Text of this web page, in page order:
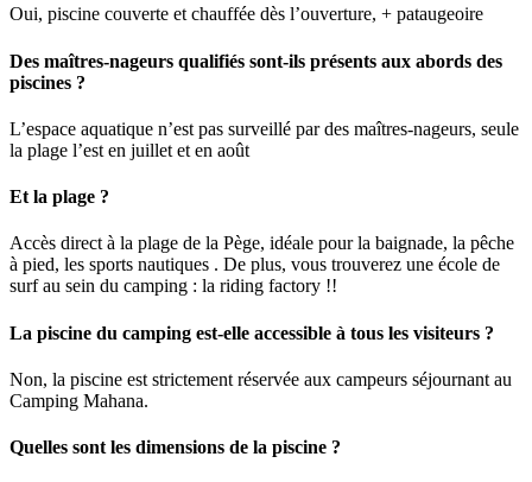
Oui, piscine couverte et chauffée dès l’ouverture, + pataugeoire
Des maîtres-nageurs qualifiés sont-ils présents aux abords des
piscines ?
L’espace aquatique n’est pas surveillé par des maîtres-nageurs, seule
la plage l’est en juillet et en août
Et la plage ?
Accès direct à la plage de la Pège, idéale pour la baignade, la pêche
à pied, les sports nautiques . De plus, vous trouverez une école de
surf au sein du camping : la riding factory !!
La piscine du camping est-elle accessible à tous les visiteurs ?
Non, la piscine est strictement réservée aux campeurs séjournant au
Camping Mahana.
Quelles sont les dimensions de la piscine ?